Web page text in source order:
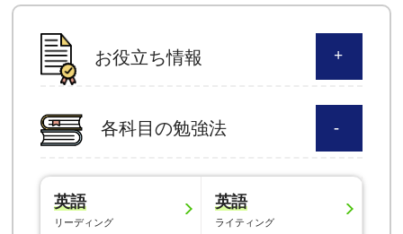
お役立ち情報
各科目の勉強法
英語
リーディング
英語
ライティング